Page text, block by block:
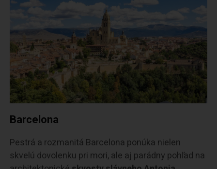
Barcelona
Pestrá a rozmanitá Barcelona ponúka nielen
skvelú dovolenku pri mori, ale aj parádny pohľad na